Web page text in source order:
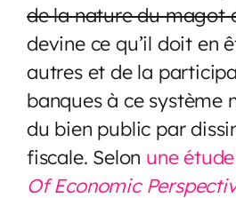
de la nature du magot
devine ce qu’il doit en
autres et de la
banques à ce système
du bien public par
fiscale. Selon une
Of Economic